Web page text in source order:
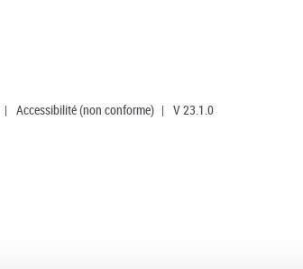
| Accessibilité (non conforme) | V 23.1.0